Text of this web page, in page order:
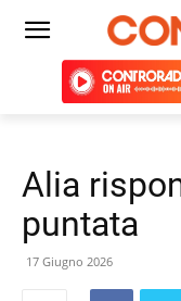
Alia
puntata
17 Giugno 2026